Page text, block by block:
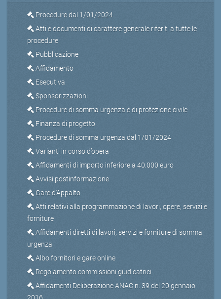
Procedure dal 1/01/2024
Atti e documenti di carattere generale riferiti a tutte le
procedure
Pubblicazione
Affidamento
Esecutiva
Sponsorizzazioni
Procedure di somma urgenza e di protezione civile
Finanza di progetto
Procedure di somma urgenza dal 1/01/2024
Varianti in corso d’opera
Affidamenti di importo inferiore a 40.000 euro
Avvisi postinformazione
Gare d'Appalto
Atti relativi alla programmazione di lavori, opere, servizi e
forniture
Affidamenti diretti di lavori, servizi e forniture di somma
urgenza
Albo fornitori e gare online
Regolamento commissioni giudicatrici
Affidamenti Deliberazione ANAC n. 39 del 20 gennaio
2016